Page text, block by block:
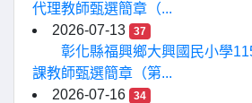
代理教師甄選簡章（...
2026-07-13
37
彰化縣福興鄉大興國民小學
課教師甄選簡章（第...
2026-07-16
34